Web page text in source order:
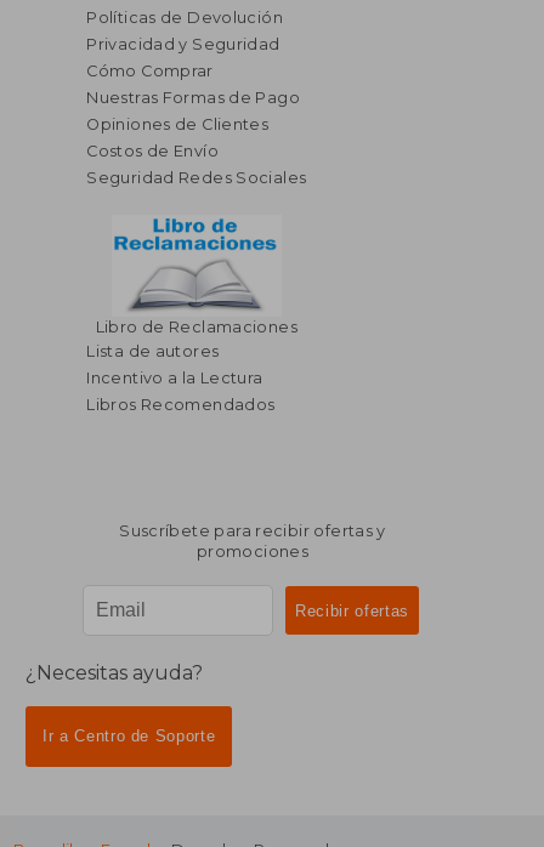
Políticas de Devolución
Privacidad y Seguridad
Cómo Comprar
Nuestras Formas de Pago
Opiniones de Clientes
Costos de Envío
Seguridad Redes Sociales
Libro de Reclamaciones
Lista de autores
Incentivo a la Lectura
Libros Recomendados
Suscríbete para recibir ofertas y
promociones
¿Necesitas ayuda?
Ir a Centro de Soporte